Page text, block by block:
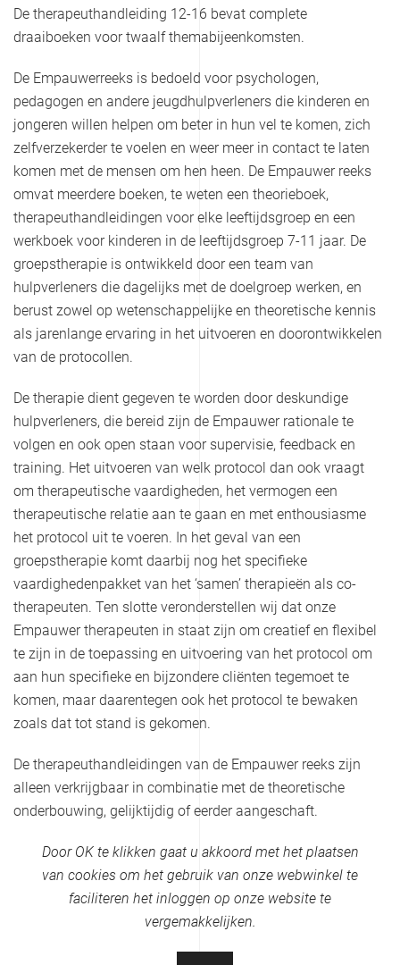
De therapeuthandleiding 12-16 bevat complete
draaiboeken voor twaalf themabijeenkomsten.
De Empauwerreeks is bedoeld voor psychologen,
pedagogen en andere jeugdhulpverleners die kinderen en
jongeren willen helpen om beter in hun vel te komen, zich
zelfverzekerder te voelen en weer meer in contact te laten
komen met de mensen om hen heen. De Empauwer reeks
omvat meerdere boeken, te weten een theorieboek,
therapeuthandleidingen voor elke leeftijdsgroep en een
werkboek voor kinderen in de leeftijdsgroep 7-11 jaar. De
groepstherapie is ontwikkeld door een team van
hulpverleners die dagelijks met de doelgroep werken, en
berust zowel op wetenschappelijke en theoretische kennis
als jarenlange ervaring in het uitvoeren en doorontwikkelen
van de protocollen.
De therapie dient gegeven te worden door deskundige
hulpverleners, die bereid zijn de Empauwer rationale te
volgen en ook open staan voor supervisie, feedback en
training. Het uitvoeren van welk protocol dan ook vraagt
om therapeutische vaardigheden, het vermogen een
therapeutische relatie aan te gaan en met enthousiasme
het protocol uit te voeren. In het geval van een
groepstherapie komt daarbij nog het specifieke
vaardighedenpakket van het ‘samen’ therapieën als co-
therapeuten. Ten slotte veronderstellen wij dat onze
Empauwer therapeuten in staat zijn om creatief en flexibel
te zijn in de toepassing en uitvoering van het protocol om
aan hun specifieke en bijzondere cliënten tegemoet te
komen, maar daarentegen ook het protocol te bewaken
zoals dat tot stand is gekomen.
De therapeuthandleidingen van de Empauwer reeks zijn
alleen verkrijgbaar in combinatie met de theoretische
onderbouwing, gelijktijdig of eerder aangeschaft.
Empauwer®is een gedeponeerde merknaam van KJ
Psychologen in Roosendaal. De boeken worden uitgegeven
door Uitgeverij Escape Educatief.
Door OK te klikken gaat u akkoord met het plaatsen
van cookies om het gebruik van onze webwinkel te
faciliteren het inloggen op onze website te
vergemakkelijken.